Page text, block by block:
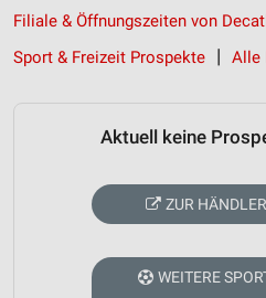
Filiale & Öffnungszeiten von
Sport & Freizeit Prospekte
Alle
Aktuell keine
ZUR
WEITERE